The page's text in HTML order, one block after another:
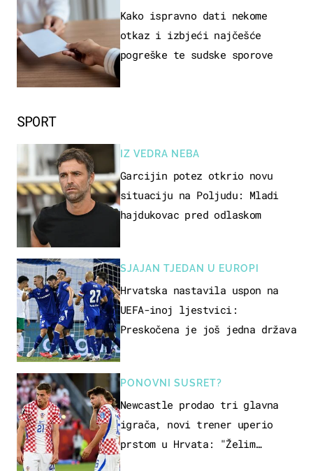
SPORT
IZ VEDRA NEBA
Garcijin potez otkrio novu
situaciju na Poljudu: Mladi
hajdukovac pred odlaskom
SJAJAN TJEDAN U EUROPI
Hrvatska nastavila uspon na
UEFA-inoj ljestvici:
Preskočena je još jedna država
PONOVNI SUSRET?
Newcastle prodao tri glavna
igrača, novi trener uperio
prstom u Hrvata: "Želim
Kako ispravno dati nekome
otkaz i izbjeći najčešće
pogreške te sudske sporove